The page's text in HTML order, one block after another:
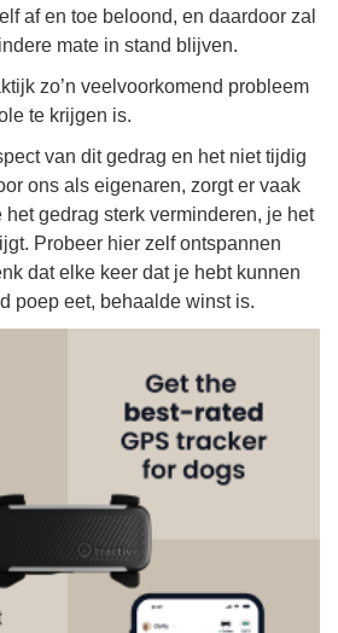
af en toe beloond, en daardoor zal
mate in stand blijven.
zo’n veelvoorkomend probleem
te krijgen is.
van dit gedrag en het niet tijdig
ons als eigenaren, zorgt er vaak
gedrag sterk verminderen, je het
Probeer hier zelf ontspannen
dat elke keer dat je hebt kunnen
poep eet, behaalde winst is.